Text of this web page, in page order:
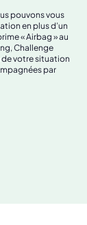
pouvons vous
en plus d’un
« Airbag » au
Challenge
votre situation
par